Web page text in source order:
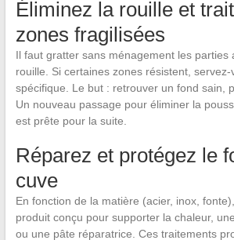
Éliminez la rouille et
zones fragilisées
Il faut gratter sans ménagement les parties
rouille. Si certaines zones résistent, servez-
spécifique. Le but : retrouver un fond sain,
Un nouveau passage pour éliminer la
est prête pour la suite.
Réparez et protégez le
cuve
En fonction de la matière (acier, inox,
produit conçu pour supporter la chaleur,
ou une pâte réparatrice. Ces traitements